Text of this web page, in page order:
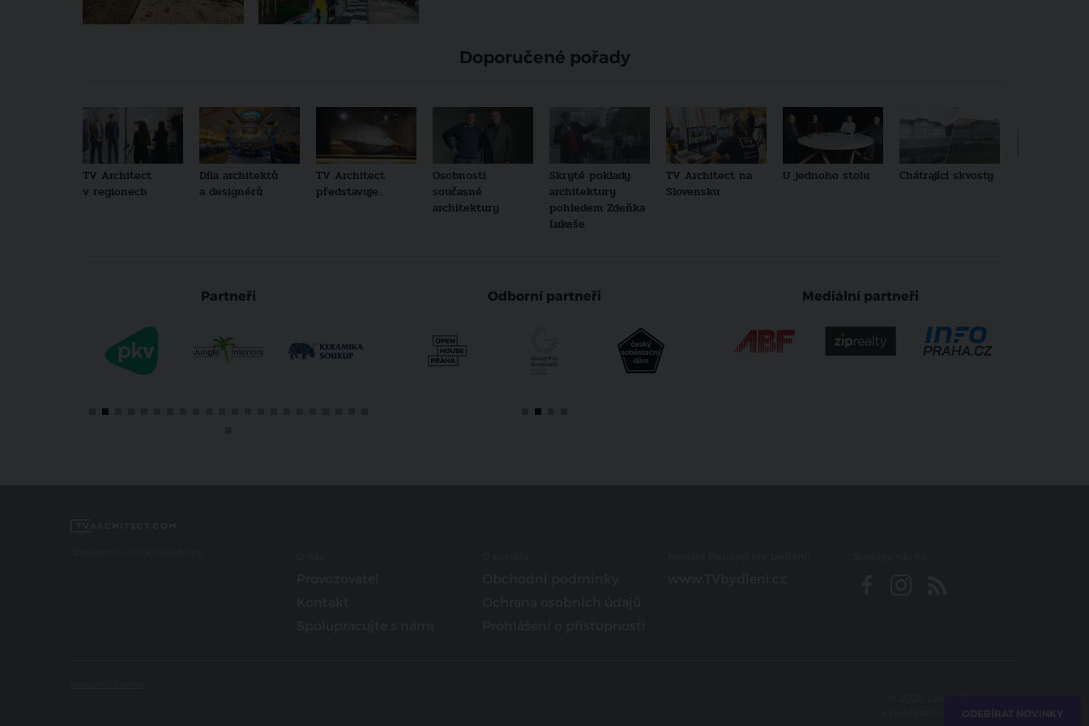
Doporučené pořady
TV Architect
v regionech
Díla architektů
a designérů
TV Architect
představuje...
Osobnosti
současné
architektury
Skryté poklady
architektury
pohledem Zdeňka
Lukeše
TV Architect na
Slovensku
U jednoho stolu Chátrající skvosty
Partneři Odborní partneři Mediální partneři